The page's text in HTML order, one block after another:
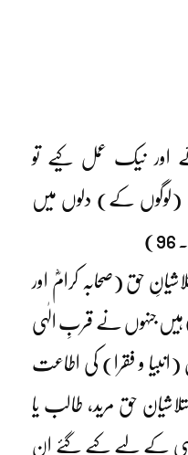
اور نیک عمل کیے تو
کے) دلوں میں
حق (صحابہ کرامؓ اور
ہیں جنہوں نے قربِ الٰہی
و فقرا) کی اطاعت
حق مرید، طالب یا
کے لیے کیے گئے ان